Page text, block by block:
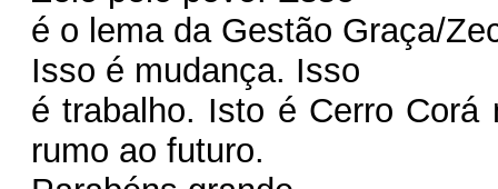
é o lema da Gestão Graça/
Isso é mudança. Isso
é trabalho. Isto é Cerro Corá
rumo ao futuro.